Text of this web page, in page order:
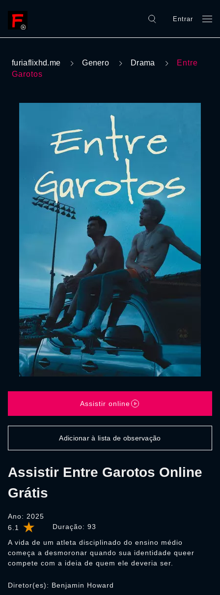
Entrar
furiaflixhd.me Genero Drama
Entre
Garotos
6.1 Duração: 93
Assistir Entre Garotos Online
Grátis
Ano: 2025
A vida de um atleta disciplinado do ensino médio
começa a desmoronar quando sua identidade queer
compete com a ideia de quem ele deveria ser.
Assistir online
Adicionar à lista de observação
Diretor(es): Benjamin Howard